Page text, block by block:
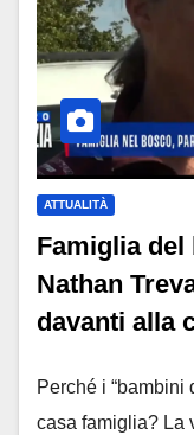
ATTUALITÀ
Famiglia del
Nathan
davanti alla
Perché i “bambini
casa famiglia? La